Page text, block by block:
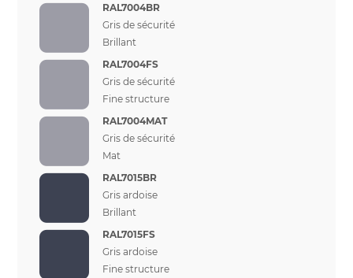
RAL7004BR
Gris de sécurité
Brillant
RAL7004FS
Gris de sécurité
Fine structure
RAL7004MAT
Gris de sécurité
Mat
RAL7015BR
Gris ardoise
Brillant
RAL7015FS
Gris ardoise
Fine structure